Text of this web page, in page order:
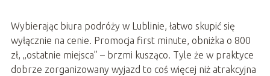
Wybierając biura podróży w Lublinie, łatwo skupić się
wyłącznie na cenie. Promocja first minute, obniżka o 800
zł, „ostatnie miejsca” – brzmi kusząco. Tyle że w praktyce
dobrze zorganizowany wyjazd to coś więcej niż atrakcyjna